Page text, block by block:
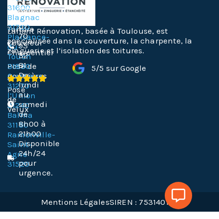
Laffont Rénovation, basée à Toulouse, est
spécialisée dans la couverture, la charpente, la
zinguerie et l’isolation des toitures.
5/5 sur Google
Toiture
Nettoyage
Toiture
Couvreur
Charpentier
Pose de
gouttières
Pose
de
Velux
31600
Blagnac
31700
Plaisance-
du-
Touch
31830
Cugnaux
31270
l’Union
31240
Balma
31130
Ramonville-
Saint-
Agne
31520
Justaret
07
70
93
32
81
Du
lundi
au
samedi
de
8h00 à
21h00
Disponible
24h/24
pour
urgence.
Mentions LégalesSIREN : 753140169